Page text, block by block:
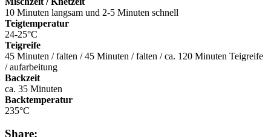
10 Minuten langsam und 2-5 Minuten schnell
Teigtemperatur
24-25°C
Teigreife
45 Minuten / falten / 45 Minuten / falten / ca. 120 Minuten Teigreife
/ aufarbeitung
Backzeit
ca. 35 Minuten
Backtemperatur
235°C
Share: